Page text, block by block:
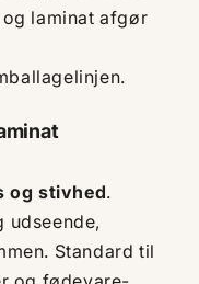
laminat afgør
og stivhed.
udseende,
Standard til